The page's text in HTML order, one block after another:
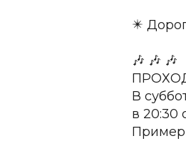
✴️
🎶 🎶 🎶
В
в 20:30